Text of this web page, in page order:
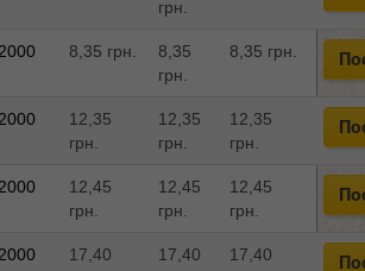
грн.
8,35 грн.
8,35
грн.
8,35 грн.
12,35
грн.
12,35
грн.
12,35
грн.
12,45
грн.
12,45
грн.
12,45
грн.
17,40
17,40
17,40